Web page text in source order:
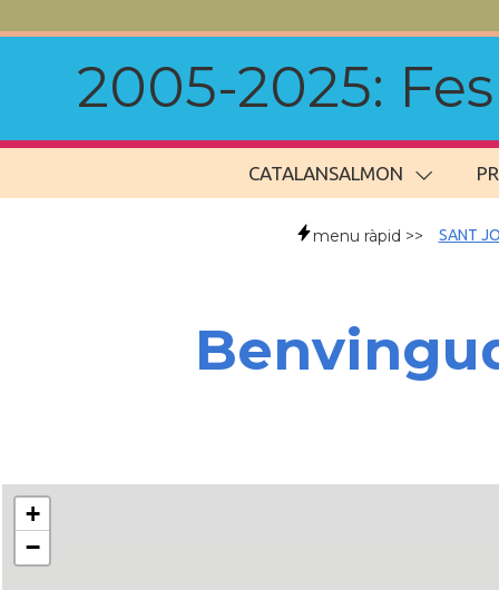
2005-2025:
CATALANSALMON
menu ràpid >> SANT
+
−